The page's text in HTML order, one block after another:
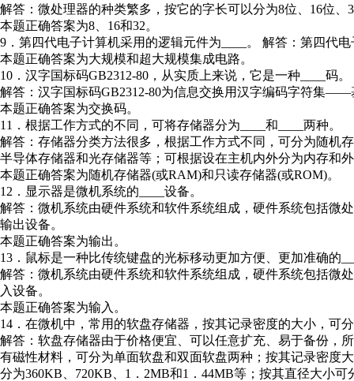
解答：微处理器的种类繁多，按它的字长可以分为8位、16位、
本题正确答案为8、16和32。
9．第四代电子计算机采用的逻辑元件为____。 解答：第四代
本题正确答案为大规模和超大规模集成电路。
10．汉字国标码GB2312-80，从实质上来说，它是一种____码。
解答：汉字国标码GB2312-80为信息交换用汉字编码字符集
本题正确答案为交换码。
11．根据工作方式的不同，可将存储器分为____和____两种。
解答：存储器分类方法很多，根据工作方式不同，可分为随机
半导体存储器和光存储器等；可根据设在主机内外分为内存和
本题正确答案为随机存储器(或RAM)和只读存储器(或ROM)。
12．显示器是微机系统的____设备。
解答：微机系统由硬件系统和软件系统组成，硬件系统包括微
输出设备。
本题正确答案为输出。
13．鼠标是一种比传统键盘的光标移动更加方便、更加准确的
解答：微机系统由硬件系统和软件系统组成，硬件系统包括微
入设备。
本题正确答案为输入。
14．在微机中，常用的软盘存储器，按其记录密度的大小，可
解答：软盘存储器由于价格便宜、可以任意扩充、易于备份，
有磁性材料，可分为单面软盘和双面软盘两种；按其记录密度
分为360KB、720KB、1．2MB和1．44MB等；按其直径大小可